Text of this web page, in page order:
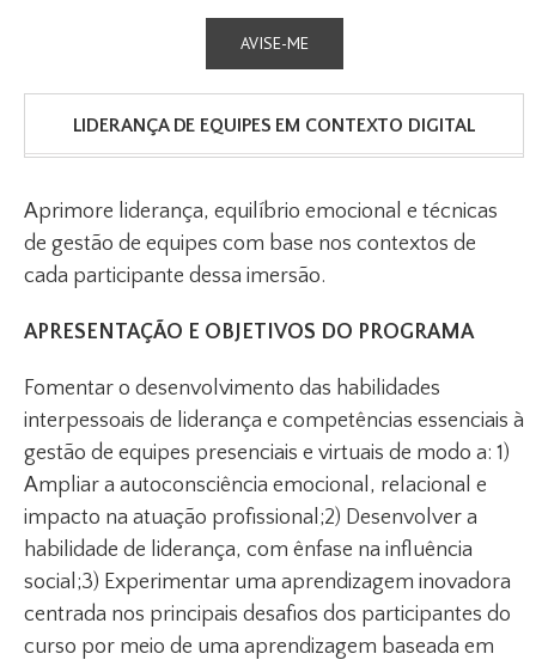
AVISE-ME
LIDERANÇA DE EQUIPES EM CONTEXTO DIGITAL
Aprimore liderança, equilíbrio emocional e técnicas
de gestão de equipes com base nos contextos de
cada participante dessa imersão.
APRESENTAÇÃO E OBJETIVOS DO PROGRAMA
Fomentar o desenvolvimento das habilidades
interpessoais de liderança e competências essenciais à
gestão de equipes presenciais e virtuais de modo a: 1)
Ampliar a autoconsciência emocional, relacional e
impacto na atuação profissional;2) Desenvolver a
habilidade de liderança, com ênfase na influência
social;3) Experimentar uma aprendizagem inovadora
centrada nos principais desafios dos participantes do
curso por meio de uma aprendizagem baseada em